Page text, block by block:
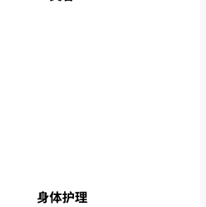
身体护理